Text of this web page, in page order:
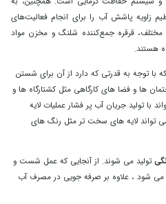
زاویه پاشش آب را برای انجام فعالیت‌های
مختلف، قرقره جمع‌کننده شلنگ و مخزن مواد
هستند.
با توجه به قدرتی که دارد از آن برای شستن
ها و فضا های کارگاهی مثل کشتارگاه ها و
با تولید جریان آب پر فشار عملیات لایه
تواند لایه های سخت تر مثل رنگ های
تولید می شوند. از آنجایی که عمل شست و
می شود ، علاوه بر صرفه جویی در مصرف آب